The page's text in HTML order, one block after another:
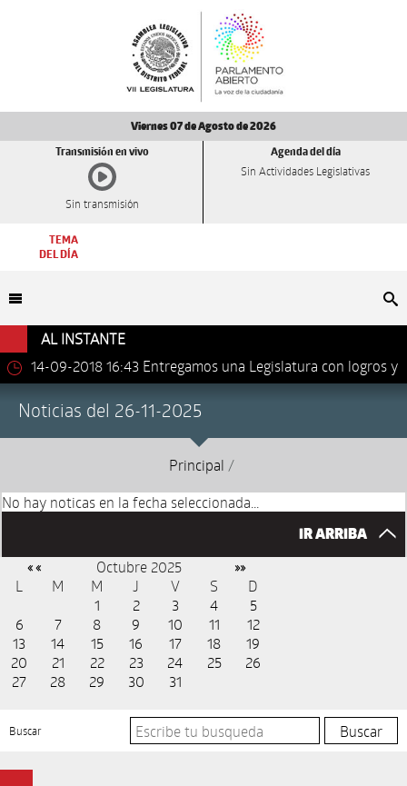
Viernes 07 de Agosto de 2026
Transmisión en vivo
Sin transmisión
Agenda del día
Sin Actividades Legislativas
TEMA
DEL DÍA
AL INSTANTE
14-09-2018 16:43 Entregamos una Legislatura con logros y
Noticias del 26-11-2025
Principal /
No hay noticas en la fecha seleccionada...
IR ARRIBA
« « Octubre 2025 »»
L M M J V S
D
1
2 3 4
5
6
7 8 9 10 11
12
13
14 15 16 17 18
19
20
21 22 23 24 25
26
27
28 29 30 31
Buscar